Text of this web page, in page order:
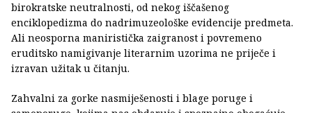
birokratske neutralnosti, od nekog iščašenog
enciklopedizma do nadrimuzeološke evidencije predmeta.
Ali neosporna maniristička zaigranost i povremeno
eruditsko namigivanje literarnim uzorima ne priječe i
izravan užitak u čitanju.
Zahvalni za gorke nasmiješenosti i blage poruge i